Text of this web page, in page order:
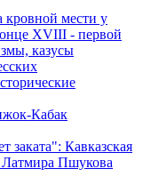
кровной мести у
XVIII - первой
казусы
Кабак
заката": Кавказская
Пшукова